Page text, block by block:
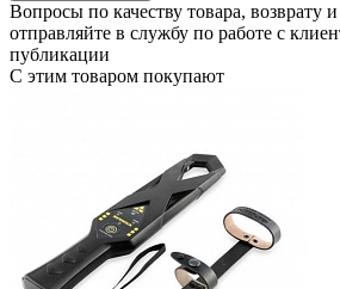
Вопросы по качеству товара, возврату
отправляйте в службу по работе с
публикации
С этим товаром покупают